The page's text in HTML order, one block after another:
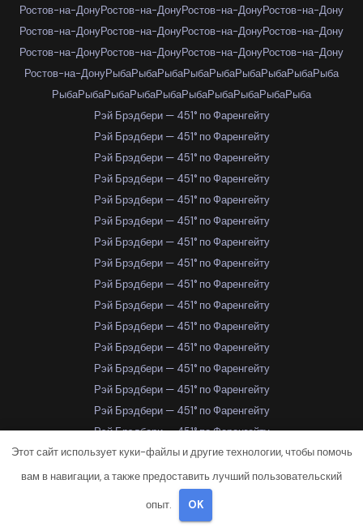
Ростов-на-ДонуРостов-на-ДонуРостов-на-ДонуРостов-на-Дону
Ростов-на-ДонуРостов-на-ДонуРостов-на-ДонуРостов-на-Дону
Ростов-на-ДонуРостов-на-ДонуРостов-на-ДонуРостов-на-Дону
Ростов-на-ДонуРыбаРыбаРыбаРыбаРыбаРыбаРыбаРыбаРыба
РыбаРыбаРыбаРыбаРыбаРыбаРыбаРыбаРыбаРыба
Рэй Брэдбери — 451° по Фаренгейту
Рэй Брэдбери — 451° по Фаренгейту
Рэй Брэдбери — 451° по Фаренгейту
Рэй Брэдбери — 451° по Фаренгейту
Рэй Брэдбери — 451° по Фаренгейту
Рэй Брэдбери — 451° по Фаренгейту
Рэй Брэдбери — 451° по Фаренгейту
Рэй Брэдбери — 451° по Фаренгейту
Рэй Брэдбери — 451° по Фаренгейту
Рэй Брэдбери — 451° по Фаренгейту
Рэй Брэдбери — 451° по Фаренгейту
Рэй Брэдбери — 451° по Фаренгейту
Рэй Брэдбери — 451° по Фаренгейту
Рэй Брэдбери — 451° по Фаренгейту
Рэй Брэдбери — 451° по Фаренгейту
Рэй Брэдбери — 451° по Фаренгейту
Рэй Брэдбери — 451° по Фаренгейту
Рэй Брэдбери — 451° по Фаренгейту
Рэй Брэдбери — 451° по Фаренгейту
Рэй Брэдбери — 451° по Фаренгейту
Этот сайт использует куки-файлы и другие технологии, чтобы помочь
вам в навигации, а также предоставить лучший пользовательский
опыт. OK